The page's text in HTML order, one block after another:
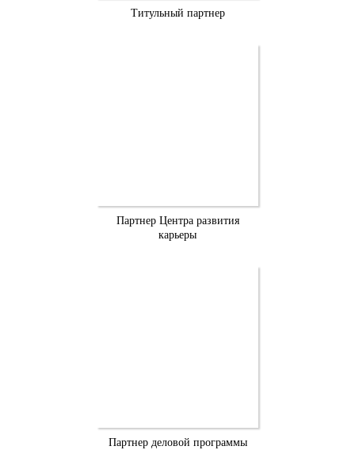
Титульный партнер
Партнер Центра развития
карьеры
Партнер деловой программы